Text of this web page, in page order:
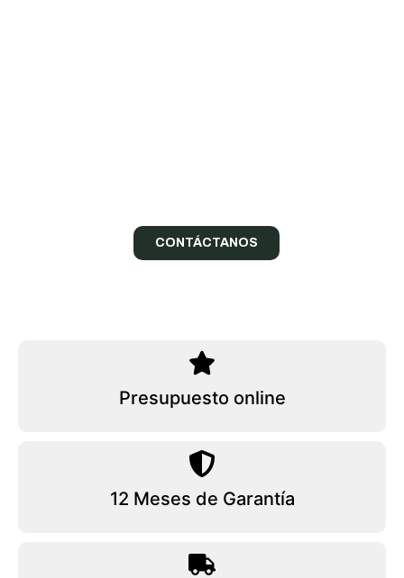
CONTÁCTANOS
Presupuesto online
12 Meses de Garantía